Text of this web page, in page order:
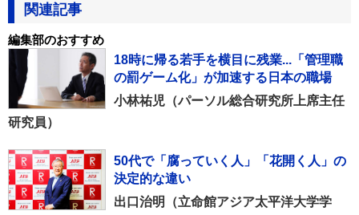
関連記事
編集部のおすすめ
18時に帰る若手を横目に残業...「管理職
の罰ゲーム化」が加速する日本の職場
小林祐児（パーソル総合研究所上席主任
研究員）
50代で「腐っていく人」「花開く人」の
決定的な違い
出口治明（立命館アジア太平洋大学学